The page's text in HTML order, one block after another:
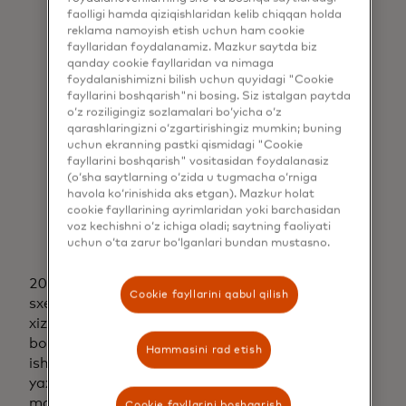
jamiyat, odamlar
va moliyaviy
xizmatlar muhiti
uchun haqiqiy
o'zgarishlarni olib
keldi.
Dr. Selmeczi-Kovács Zsolt
chief executive officer of
GIRO
2021-yilda Mastercard va ACI markaziy banklar,
sxema operatorlari, moliya institutlari, to'lov
xizmatlarini provayderlari va butun dunyo
bo'ylab real vaqt rejimida to'lov tashabbuslarini
ishga tushirayotgan boshqa tashkilotlarga eng
yaxshi markaziy infratuzilma, to'lovlarni
mahalliylashtirish va kirish yechimlarini taqdim
faolligi hamda qiziqishlaridan kelib chiqqan holda
reklama namoyish etish uchun ham cookie
fayllaridan foydalanamiz. Mazkur saytda biz
qanday cookie fayllaridan va nimaga
foydalanishimizni bilish uchun quyidagi "Cookie
fayllarini boshqarish"ni bosing. Siz istalgan paytda
o‘z roziligingiz sozlamalari bo‘yicha o‘z
qarashlaringizni o‘zgartirishingiz mumkin; buning
uchun ekranning pastki qismidagi "Cookie
fayllarini boshqarish" vositasidan foydalanasiz
(o‘sha saytlarning o‘zida u tugmacha o‘rniga
havola ko‘rinishida aks etgan). Mazkur holat
cookie fayllarining ayrimlaridan yoki barchasidan
voz kechishni o‘z ichiga oladi; saytning faoliyati
uchun o‘ta zarur bo‘lganlari bundan mustasno.
Cookie fayllarini qabul qilish
Hammasini rad etish